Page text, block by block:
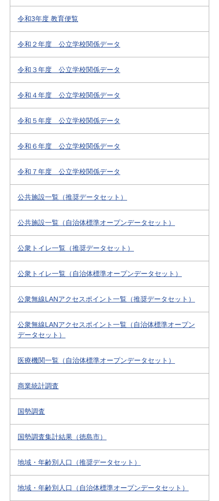
令和3年度 教育便覧
令和２年度 公立学校関係データ
令和３年度 公立学校関係データ
令和４年度 公立学校関係データ
令和５年度 公立学校関係データ
令和６年度 公立学校関係データ
令和７年度 公立学校関係データ
公共施設一覧（推奨データセット）
公共施設一覧（自治体標準オープンデータセット）
公衆トイレ一覧（推奨データセット）
公衆トイレ一覧（自治体標準オープンデータセット）
公衆無線LANアクセスポイント一覧（推奨データセット）
公衆無線LANアクセスポイント一覧（自治体標準オープン
データセット）
医療機関一覧（自治体標準オープンデータセット）
商業統計調査
国勢調査
国勢調査集計結果（徳島市）
地域・年齢別人口（推奨データセット）
地域・年齢別人口（自治体標準オープンデータセット）